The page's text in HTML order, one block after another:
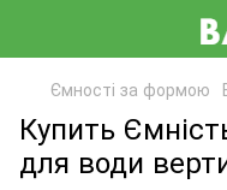
Ємності за формою
Купить
для води